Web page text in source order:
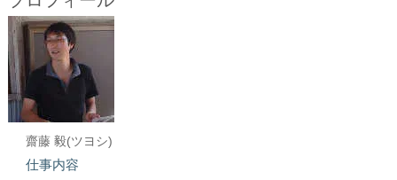
齋藤 毅(ツヨシ)
仕事内容